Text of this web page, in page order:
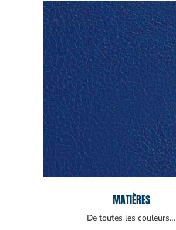
MATIÈRES
De toutes les couleurs…